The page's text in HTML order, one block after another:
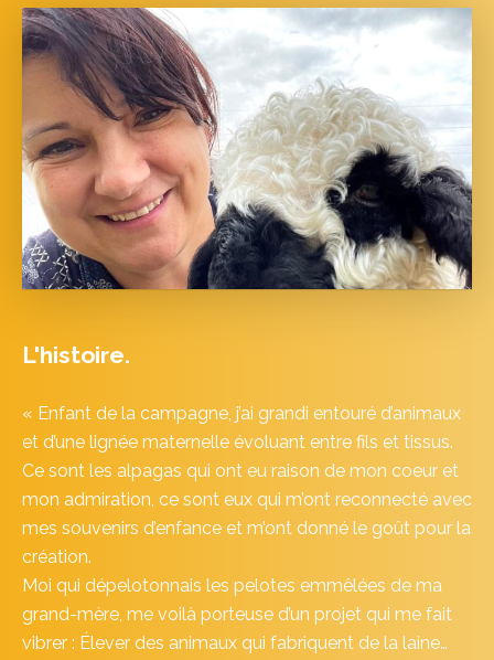
L'histoire.
« Enfant de la campagne, j’ai grandi entouré d’animaux
et d’une lignée maternelle évoluant entre fils et tissus.
Ce sont les alpagas qui ont eu raison de mon coeur et
mon admiration, ce sont eux qui m’ont reconnecté avec
mes souvenirs d’enfance et m’ont donné le goût pour la
création.
Moi qui dépelotonnais les pelotes emmêlées de ma
grand-mère, me voilà porteuse d’un projet qui me fait
vibrer : Élever des animaux qui fabriquent de la laine…